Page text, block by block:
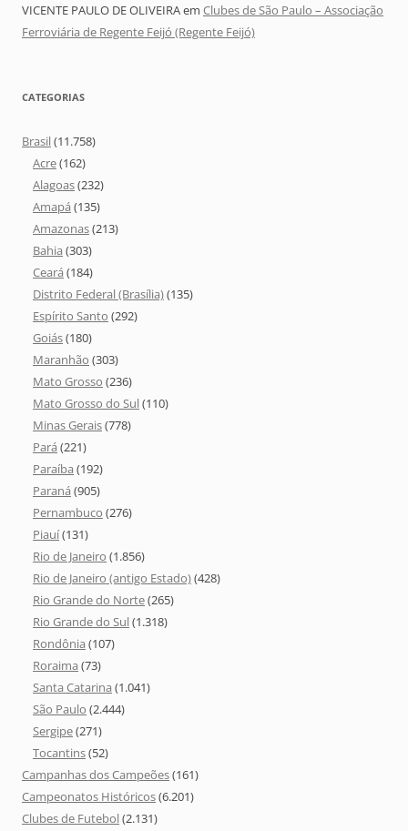
VICENTE PAULO DE OLIVEIRAem Clubes de São Paulo – Associação
Ferroviária de Regente Feijó (Regente Feijó)
CATEGORIAS
Brasil(11.758)
Acre(162)
Alagoas(232)
Amapá (135)
Amazonas(213)
Bahia (303)
Ceará (184)
Distrito Federal (Brasília)(135)
Espírito Santo (292)
Goiás(180)
Maranhão (303)
Mato Grosso (236)
Mato Grosso do Sul(110)
Minas Gerais(778)
Pará (221)
Paraíba (192)
Paraná (905)
Pernambuco (276)
Piauí(131)
Rio de Janeiro (1.856)
Rio de Janeiro (antigo Estado)(428)
Rio Grande do Norte(265)
Rio Grande do Sul(1.318)
Rondônia (107)
Roraima (73)
Santa Catarina (1.041)
São Paulo (2.444)
Sergipe(271)
Tocantins(52)
Campanhas dos Campeões(161)
Campeonatos Históricos(6.201)
Clubes de Futebol(2.131)